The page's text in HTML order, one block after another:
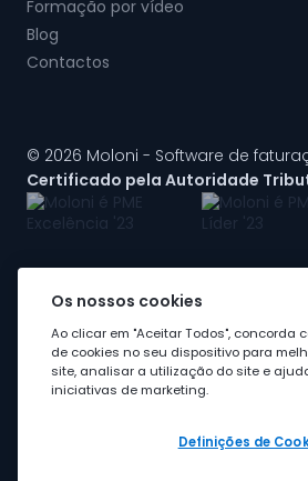
Formação por vídeo
Blog
Contactos
© 2026 Moloni - Software de
Certificado pela Autoridade
A Moloni faz parte dogrupo Visma
Os nossos cookies
Ao clicar em "Aceitar Todos", concorda
de cookies no seu dispositivo para
site, analisar a utilização do site e
iniciativas de marketing.
Definições de